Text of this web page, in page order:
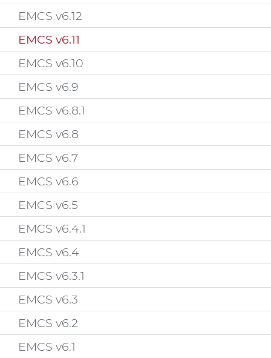
EMCS v6.12
EMCS v6.11
EMCS v6.10
EMCS v6.9
EMCS v6.8.1
EMCS v6.8
EMCS v6.7
EMCS v6.6
EMCS v6.5
EMCS v6.4.1
EMCS v6.4
EMCS v6.3.1
EMCS v6.3
EMCS v6.2
EMCS v6.1